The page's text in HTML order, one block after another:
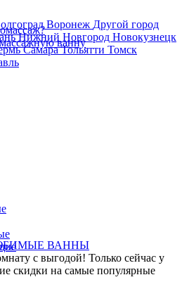
Воронеж Другой город
Нижний Новгород Новокузнецк
СамараТольятти Томск
ванну
ВАННЫ
с выгодой! Только сейчас у
скидки на самые популярные